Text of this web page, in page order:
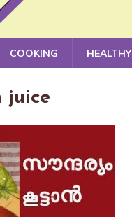
COOKING
juice